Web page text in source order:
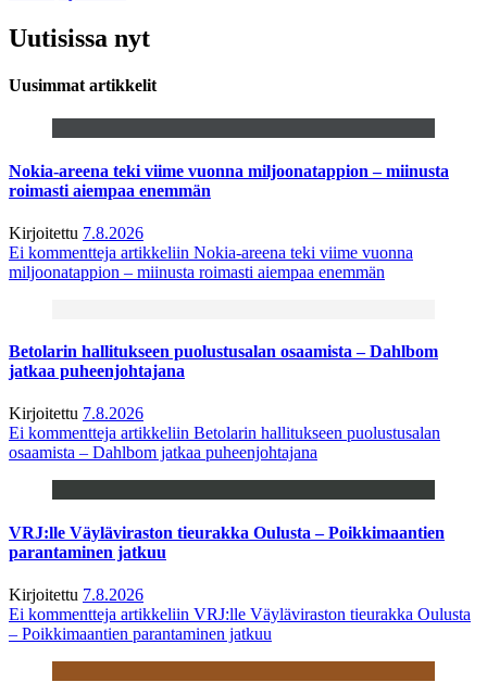
Uutisissa nyt
Uusimmat artikkelit
Nokia-areena teki viime vuonna miljoonatappion – miinusta
roimasti aiempaa enemmän
Kirjoitettu 7.8.2026
Ei kommentteja artikkeliin Nokia-areena teki viime vuonna
miljoonatappion – miinusta roimasti aiempaa enemmän
Betolarin hallitukseen puolustusalan osaamista – Dahlbom
jatkaa puheenjohtajana
Kirjoitettu 7.8.2026
Ei kommentteja artikkeliin Betolarin hallitukseen puolustusalan
osaamista – Dahlbom jatkaa puheenjohtajana
VRJ:lle Väyläviraston tieurakka Oulusta – Poikkimaantien
parantaminen jatkuu
Kirjoitettu 7.8.2026
Ei kommentteja artikkeliin VRJ:lle Väyläviraston tieurakka Oulusta
– Poikkimaantien parantaminen jatkuu